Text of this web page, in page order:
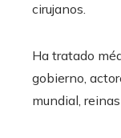
cirujanos.
Ha tratado
gobierno,
mundial,